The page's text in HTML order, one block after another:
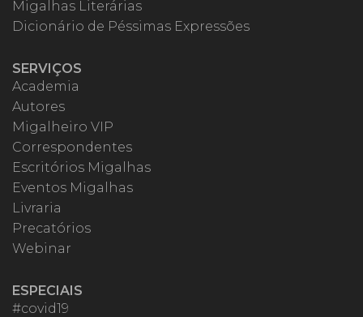
Migalhas Literárias
Dicionário de Péssimas Expressões
SERVIÇOS
Academia
Autores
Migalheiro VIP
Correspondentes
Escritórios Migalhas
Eventos Migalhas
Livraria
Precatórios
Webinar
ESPECIAIS
#covid19